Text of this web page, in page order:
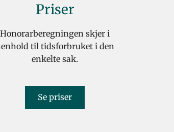
Priser
Honorarberegningen skjer i
til tidsforbruket i den
enkelte sak.
Se priser